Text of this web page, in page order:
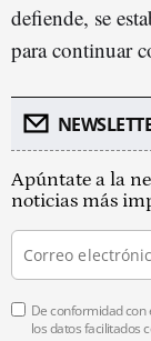
defiende, se
para continuar
Apúntate a la
noticias más
De conformidad con
los datos facilitados